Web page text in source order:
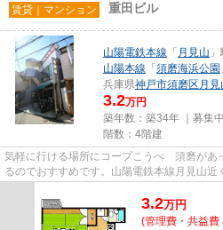
賃貸｜マンション 重田ビル
山陽電鉄本線 「 月見山
山陽本線 「 須磨海浜公園
兵庫県神戸市須磨区 月
3.2万円
築年数：築34年 ｜募集中
階数：4階建
気軽に行ける場所にコープこうべ 須磨があ
るのでおすすめです。山陽電鉄本線月見山
3.2万円
(管理費・共益費